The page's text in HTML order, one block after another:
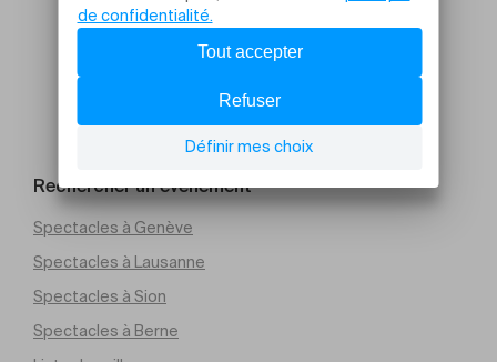
Rechercher un évènement
Spectacles à Genève
Spectacles à Lausanne
Spectacles à Sion
Spectacles à Berne